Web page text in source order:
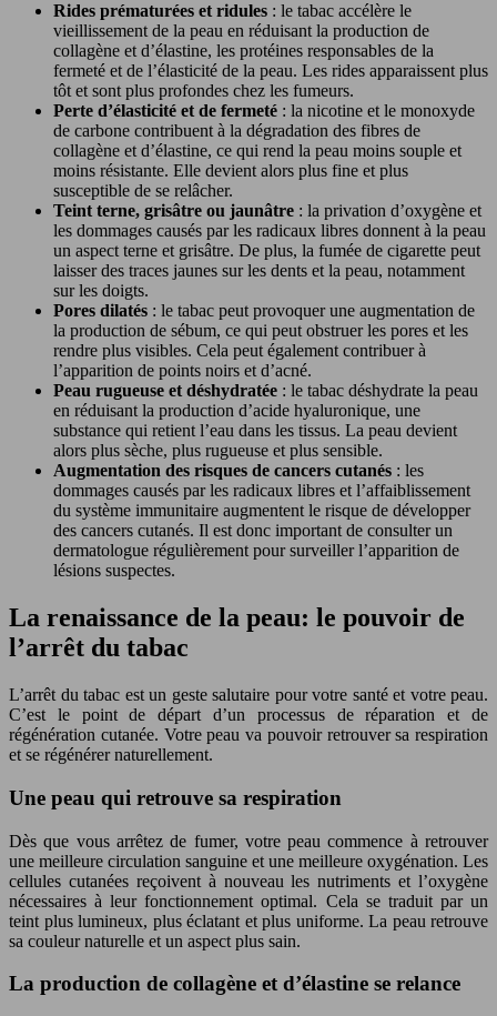
Rides prématurées et ridules : le tabac accélère le
vieillissement de la peau en réduisant la production de
collagène et d’élastine, les protéines responsables de la
fermeté et de l’élasticité de la peau. Les rides apparaissent plus
tôt et sont plus profondes chez les fumeurs.
Perte d’élasticité et de fermeté : la nicotine et le monoxyde
de carbone contribuent à la dégradation des fibres de
collagène et d’élastine, ce qui rend la peau moins souple et
moins résistante. Elle devient alors plus fine et plus
susceptible de se relâcher.
Teint terne, grisâtre ou jaunâtre : la privation d’oxygène et
les dommages causés par les radicaux libres donnent à la peau
un aspect terne et grisâtre. De plus, la fumée de cigarette peut
laisser des traces jaunes sur les dents et la peau, notamment
sur les doigts.
Pores dilatés : le tabac peut provoquer une augmentation de
la production de sébum, ce qui peut obstruer les pores et les
rendre plus visibles. Cela peut également contribuer à
l’apparition de points noirs et d’acné.
Peau rugueuse et déshydratée : le tabac déshydrate la peau
en réduisant la production d’acide hyaluronique, une
substance qui retient l’eau dans les tissus. La peau devient
alors plus sèche, plus rugueuse et plus sensible.
Augmentation des risques de cancers cutanés : les
dommages causés par les radicaux libres et l’affaiblissement
du système immunitaire augmentent le risque de développer
des cancers cutanés. Il est donc important de consulter un
dermatologue régulièrement pour surveiller l’apparition de
lésions suspectes.
La renaissance de la peau: le pouvoir de
l’arrêt du tabac
L’arrêt du tabac est un geste salutaire pour votre santé et votre peau.
C’est le point de départ d’un processus de réparation et de
régénération cutanée. Votre peau va pouvoir retrouver sa respiration
et se régénérer naturellement.
Une peau qui retrouve sa respiration
Dès que vous arrêtez de fumer, votre peau commence à retrouver
une meilleure circulation sanguine et une meilleure oxygénation. Les
cellules cutanées reçoivent à nouveau les nutriments et l’oxygène
nécessaires à leur fonctionnement optimal. Cela se traduit par un
teint plus lumineux, plus éclatant et plus uniforme. La peau retrouve
sa couleur naturelle et un aspect plus sain.
La production de collagène et d’élastine se relance